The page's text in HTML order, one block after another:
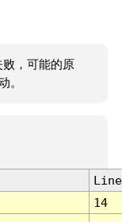
，可能的原
。
Line
14